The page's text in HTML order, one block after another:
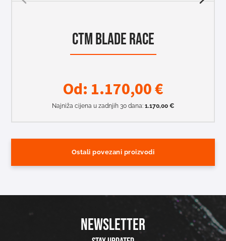
CTM BLADE RACE
Od: 1.170,00€
Najniža cijena u zadnjih 30 dana: 1.170,00 €
Ostali povezani proizvodi
NEWSLETTER